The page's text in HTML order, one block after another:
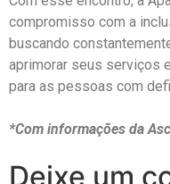
compromisso com a
buscando
aprimorar seus serviços
para as pessoas com
*Com informações da
Deixe um